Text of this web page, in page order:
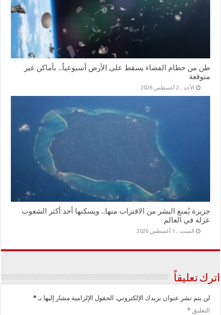
طن من حطام الفضاء يسقط على الأرض أسبوعياً.. بأماكن غير
متوقعة
الأحد , 2 أغسطس 2026
جزيرة يُمنع البشر من الاقتراب منها.. ويسكنها أحد أكثر الشعوب
عزلة في العالم
السبت , 1 أغسطس 2026
اترك تعليقاً
لن يتم نشر عنوان بريدك الإلكتروني. الحقول الإلزامية مشار إليها بـ*
التعليق*